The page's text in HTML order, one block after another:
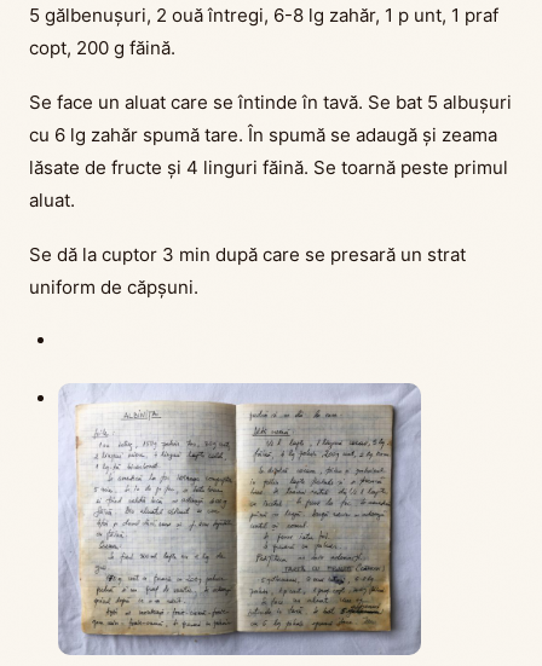
5 gălbenușuri, 2 ouă întregi, 6-8 lg zahăr, 1 p unt, 1 praf
copt, 200 g făină.
Se face un aluat care se întinde în tavă. Se bat 5 albușuri
cu 6 lg zahăr spumă tare. În spumă se adaugă și zeama
lăsate de fructe și 4 linguri făină. Se toarnă peste primul
aluat.
Se dă la cuptor 3 min după care se presară un strat
uniform de căpșuni.